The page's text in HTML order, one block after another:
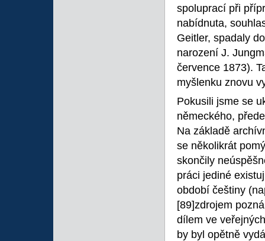
spoluprací při
nabídnuta,
Geitler, spadaly
narození J.
července 1873).
myšlenku znovu
Pokusili jsme se
německého,
Na základě
se několikrát
skončily
práci jediné
období češtiny
[89]zdrojem
dílem ve
by byl opětně